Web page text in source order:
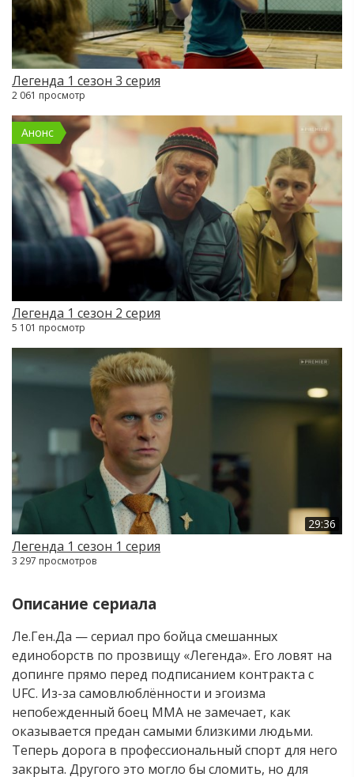
Легенда 1 сезон 3 серия
2 061 просмотр
Анонс
Легенда 1 сезон 2 серия
5 101 просмотр
29:36
Легенда 1 сезон 1 серия
3 297 просмотров
Описание сериала
Ле.Ген.Да — сериал про бойца смешанных
единоборств по прозвищу «Легенда». Его ловят на
допинге прямо перед подписанием контракта с
UFC. Из-за самовлюблённости и эгоизма
непобежденный боец ММА не замечает, как
оказывается предан самыми близкими людьми.
Теперь дорога в профессиональный спорт для него
закрыта. Другого это могло бы сломить, но для